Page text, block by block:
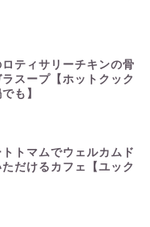
ロティサリーチキンの骨
スープ【ホットクック
も】
トマムでウェルカムド
ただけるカフェ【ユック